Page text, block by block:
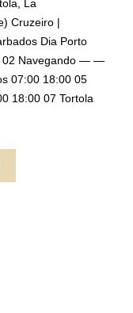
La
Cruzeiro |
Dia Porto
02 Navegando — —
07:00 18:00 05
18:00 07 Tortola